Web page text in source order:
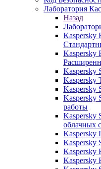
Лаборатория
Назад
Kaspersky
Kaspersky
Kaspersky
Kaspersky
Kaspersky
Kaspersky
работы
Kaspersky
облачных
Kaspersky
Kaspersky
Kaspersky
Kaspersky